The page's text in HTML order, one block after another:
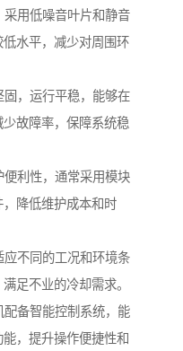
用低噪音叶片和静音
水平，减少对周围环
，运行平稳，能够在
故障率，保障系统稳
利性，通常采用模块
降低维护成本和时
不同的工况和环境条
足不业的冷却需求。
备智能控制系统，能
，提升操作便捷性和